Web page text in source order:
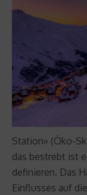
Station» (Öko-
das bestrebt ist
definieren. Das
Einflusses auf